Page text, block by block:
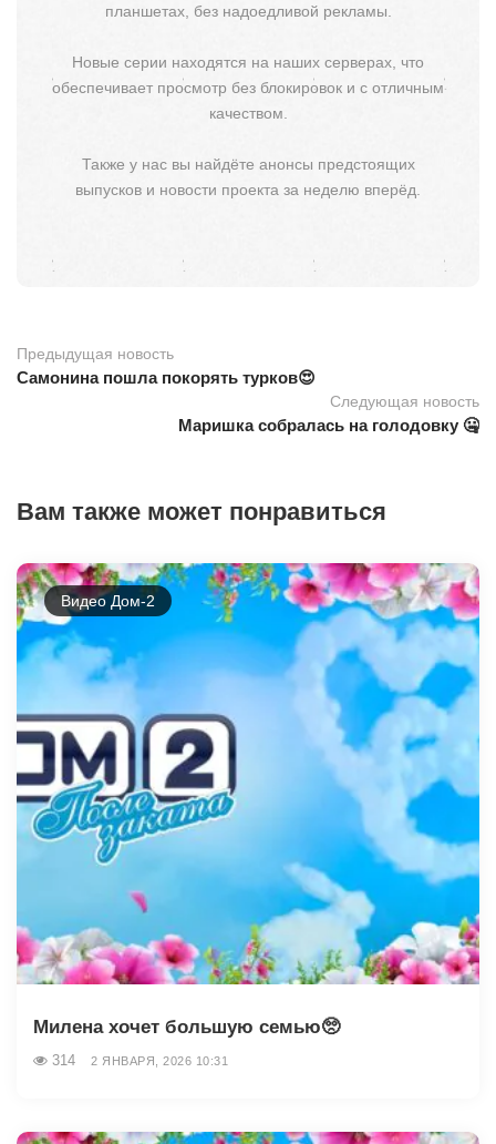
планшетах, без надоедливой рекламы.
Новые серии находятся на наших серверах, что
обеспечивает просмотр без блокировок и с отличным
качеством.
Также у нас вы найдёте анонсы предстоящих
выпусков и новости проекта за неделю вперёд.
Предыдущая новость
Самонина пошла покорять турков😍
Следующая новость
Маришка собралась на голодовку 🤐
Вам также может понравиться
Видео Дом-2
Милена хочет большую семью🥺
314 2 ЯНВАРЯ, 2026 10:31